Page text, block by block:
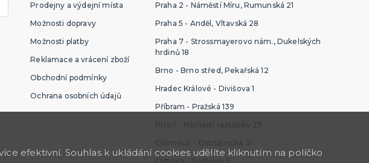
Prodejny a výdejní místa
Možnosti dopravy
Možnosti platby
Reklamace a vrácení zboží
Obchodní podmínky
Ochrana osobních údajů
Praha 2 - Náměstí Míru, Rumunská 21
Praha 5 - Anděl, Vltavská 28
Praha 7 - Strossmayerovo nám., Dukelských
hrdinů 18
Brno - Brno střed, Pekařská 12
Hradec Králové - Divišova 1
Příbram - Pražská 139
Plzeň - Náměstí republiky 29
Olomouc - Ostružnická 31
Ostrava - Poštovní 5
efektivní. Souhlas k ukládání cookies udělíte kliknutím na políčko